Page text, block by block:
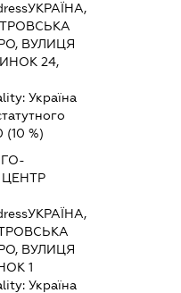
УКРАЇНА,
ВУЛИЦЯ
24,
Україна
(10 %)
УКРАЇНА,
ВУЛИЦЯ
1
Україна